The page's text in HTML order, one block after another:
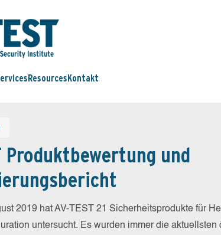
Resources Kontakt
Produktbewertung und
2019 hat AV-TEST 21 Sicherheitsprodukte für
untersucht. Es wurden immer die aktuellsten